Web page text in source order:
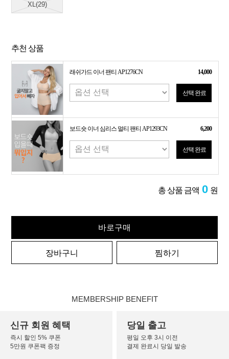
XL(29)
추천 상품
래쉬가드 이너 팬티 AP1276CN 14,000
선택 완료
보드숏 이너 심리스 멀티 팬티 AP1293CN 6,200
선택 완료
총 상품 금액 0 원
바로구매
장바구니 찜하기
MEMBERSHIP BENEFIT
신규 회원 혜택
즉시 할인 5% 쿠폰
5만원 쿠폰팩 증정
당일 출고
평일 오후 3시 이전
결제 완료시 당일 발송